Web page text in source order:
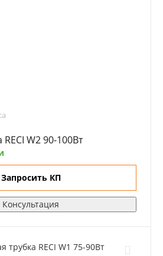
W2 90-100Вт
Запросить КП
Консультация